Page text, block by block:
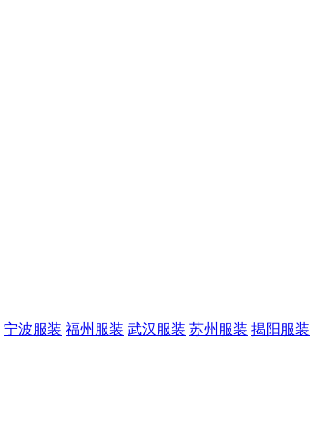
宁波服装 福州服装 武汉服装 苏州服装 揭阳服装